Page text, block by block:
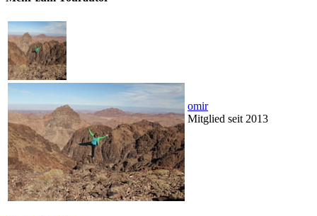
omir
Mitglied seit 2013